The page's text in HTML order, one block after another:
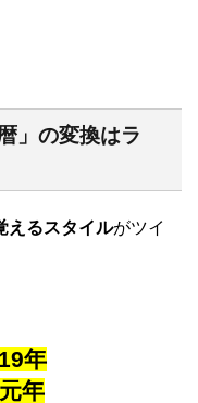
」の変換はラ
えるスタイルがツイ
年
年